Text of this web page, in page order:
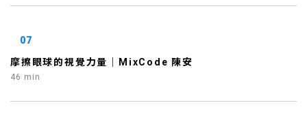
07
摩擦眼球的視覺力量｜MixCode 陳安
46 min